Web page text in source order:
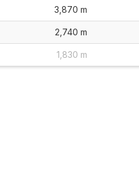
3,870 m
2,740 m
1,830 m